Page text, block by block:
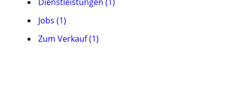
Jobs (1)
Zum Verkauf (1)